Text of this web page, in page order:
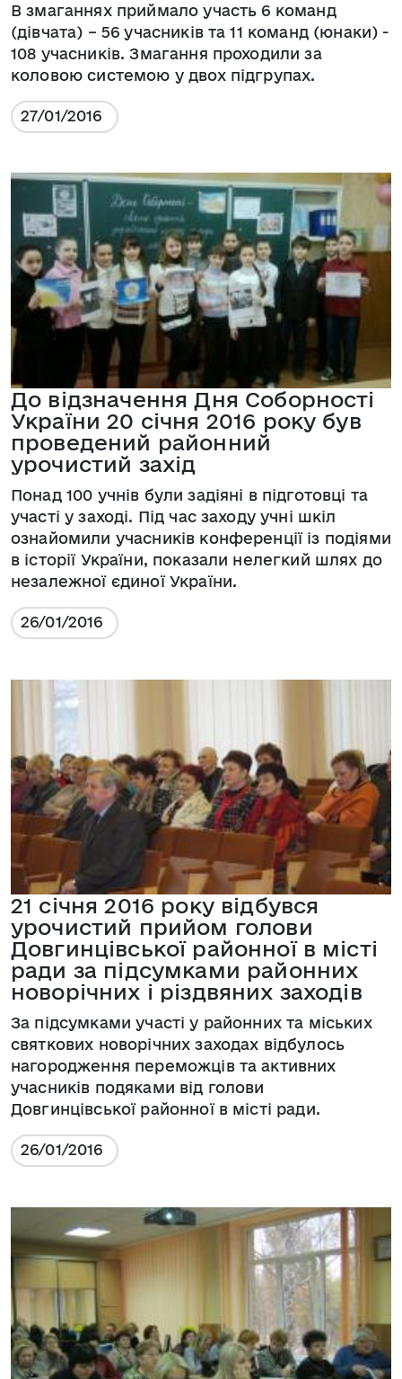
В змаганнях приймало участь 6 команд
(дівчата) – 56 учасників та 11 команд (юнаки) -
108 учасників. Змагання проходили за
коловою системою у двох підгрупах.
27/01/2016
До відзначення Дня Соборності
України 20 січня 2016 року був
проведений районний
урочистий захід
Понад 100 учнів були задіяні в підготовці та
участі у заході. Під час заходу учні шкіл
ознайомили учасників конференції із подіями
в історії України, показали нелегкий шлях до
незалежної єдиної України.
26/01/2016
21 січня 2016 року відбувся
урочистий прийом голови
Довгинцівської районної в місті
ради за підсумками районних
новорічних і різдвяних заходів
За підсумками участі у районних та міських
святкових новорічних заходах відбулось
нагородження переможців та активних
учасників подяками від голови
Довгинцівської районної в місті ради.
26/01/2016